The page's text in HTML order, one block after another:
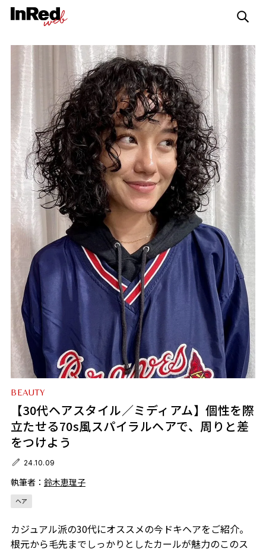
BEAUTY
【30代ヘアスタイル／ミディアム】個性を際
立たせる70s風スパイラルヘアで、周りと差
をつけよう
24.10.09
執筆者： 鈴木恵理子
ヘア
カジュアル派の30代にオススメの今ドキヘアをご紹介。
根元から毛先までしっかりとしたカールが魅力のこのス